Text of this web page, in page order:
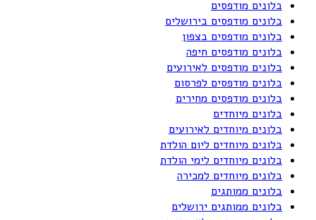
בלונים מודפסים
בלונים מודפסים בירושלים
בלונים מודפסים בצפון
בלונים מודפסים חיפה
בלונים מודפסים לאירועים
בלונים מודפסים לפרסום
בלונים מודפסים מחירים
בלונים מיוחדים
בלונים מיוחדים לאירועים
בלונים מיוחדים ליום הולדת
בלונים מיוחדים לימי הולדת
בלונים מיוחדים למכירה
בלונים ממותגים
בלונים ממותגים ירושלים